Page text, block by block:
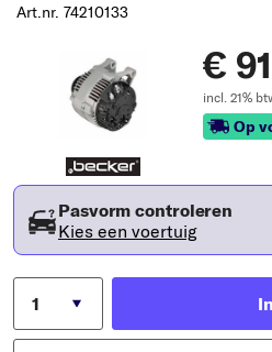
Art.nr. 74210133
€
incl. 21%
Op
Pasvorm controleren
Kies een voertuig